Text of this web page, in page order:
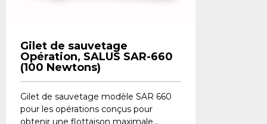
Gilet de sauvetage
Opération, SALUS SAR-660
(100 Newtons)
​Gilet de sauvetage modèle SAR 660
pour les opérations conçus pour
obtenir une flottaison maximale...